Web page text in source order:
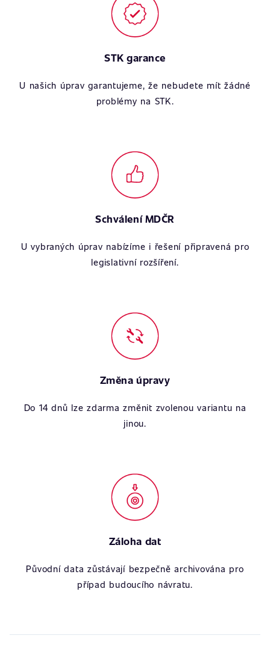
STK garance
U našich úprav garantujeme, že nebudete mít žádné
problémy na STK.
Schválení MDČR
U vybraných úprav nabízíme i řešení připravená pro
legislativní rozšíření.
Změna úpravy
Do 14 dnů lze zdarma změnit zvolenou variantu na
jinou.
Záloha dat
Původní data zůstávají bezpečně archivována pro
případ budoucího návratu.